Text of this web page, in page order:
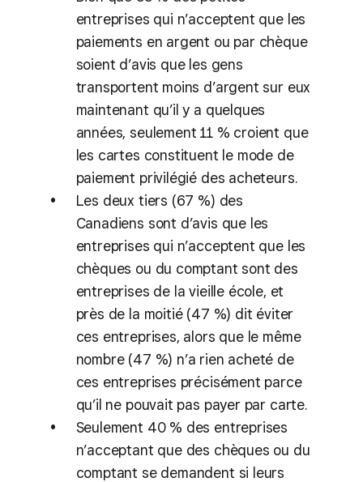
entreprises qui n’acceptent que les
paiements en argent ou par chèque
soient d’avis que les gens
transportent moins d’argent sur eux
maintenant qu’il y a quelques
années, seulement 11 % croient que
les cartes constituent le mode de
paiement privilégié des acheteurs.
Les deux tiers (67 %) des
Canadiens sont d’avis que les
entreprises qui n’acceptent que les
chèques ou du comptant sont des
entreprises de la vieille école, et
près de la moitié (47 %) dit éviter
ces entreprises, alors que le même
nombre (47 %) n’a rien acheté de
ces entreprises précisément parce
qu’il ne pouvait pas payer par carte.
Seulement 40 % des entreprises
n’acceptant que des chèques ou du
comptant se demandent si leurs